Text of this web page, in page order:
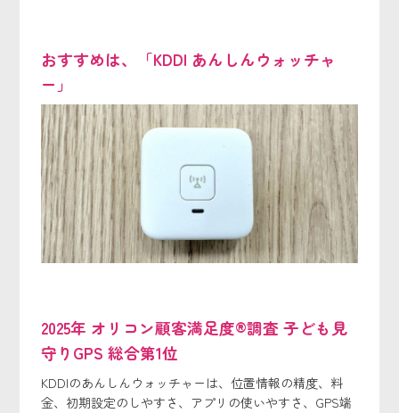
おすすめは、「KDDI あんしんウォッチャ
ー」
2025年 オリコン顧客満足度®調査 子ども見
守りGPS 総合第1位
KDDIのあんしんウォッチャーは、位置情報の精度、料
金、初期設定のしやすさ、アプリの使いやすさ、GPS端